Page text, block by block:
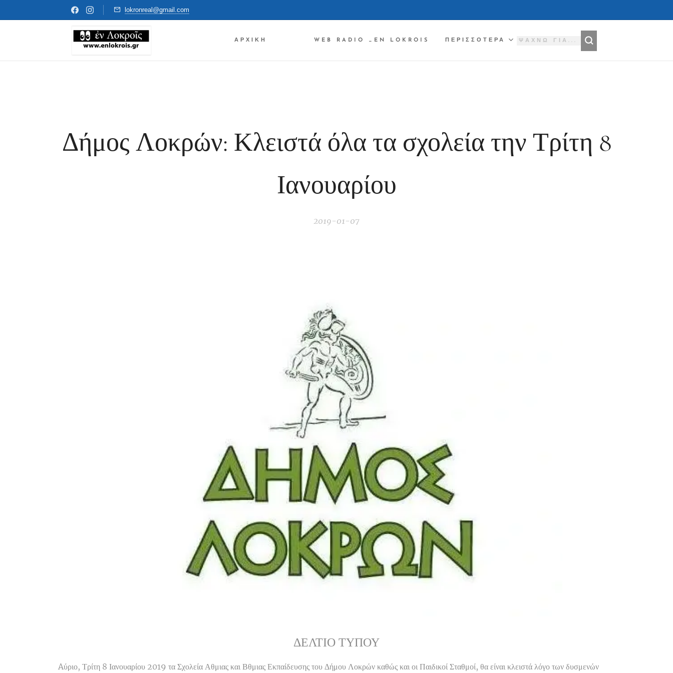
lokronreal@gmail.com
ΑΡΧΙΚΉ ✔✔✔ WEB RADIO _EN LOKROIS ΠΕΡΙΣΣΌΤΕΡΑ
Δήμος Λοκρών: Κλειστά όλα τα σχολεία την Τρίτη 8
Ιανουαρίου
2019-01-07
ΔΕΛΤΙΟ ΤΥΠΟΥ
Aύριο, Τρίτη 8 Ιανουαρίου 2019 τα Σχολεία Αθμιας και Βθμιας Εκπαίδευσης του Δήμου Λοκρών καθώς και οι Παιδικοί Σταθμοί, θα είναι κλειστά λόγο των δυσμενών